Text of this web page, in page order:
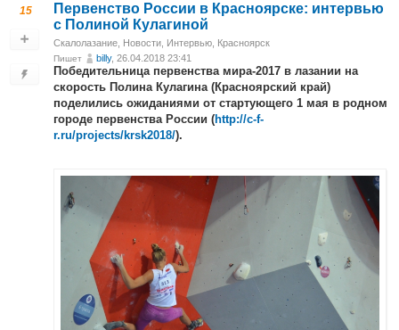
15
Первенство России в Красноярске: интервью
с Полиной Кулагиной
Скалолазание Новости Интервью Красноярск
Пишет billy, 26.04.2018 23:41
Победительница первенства мира-2017 в лазании на
скорость Полина Кулагина (Красноярский край)
поделились ожиданиями от стартующего 1 мая в родном
городе первенства России (http://c-f-
r.ru/projects/krsk2018/).